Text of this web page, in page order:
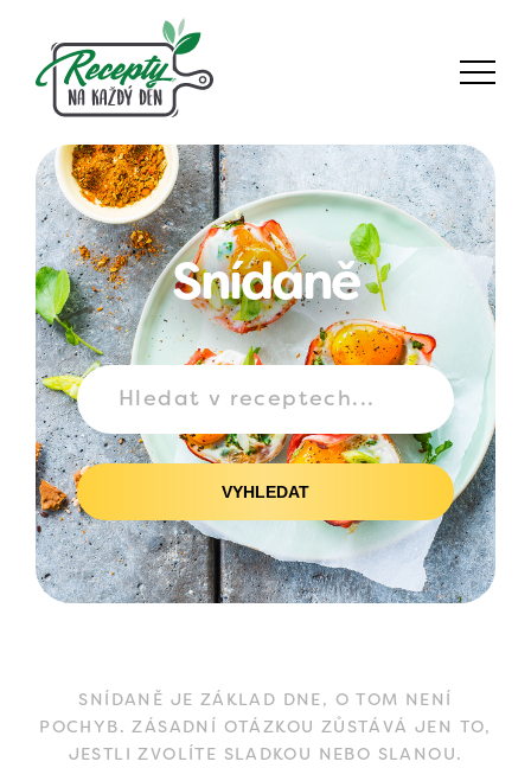
Snídaně
VYHLEDAT
SNÍDANĚ JE ZÁKLAD DNE, O TOM NENÍ
POCHYB. ZÁSADNÍ OTÁZKOU ZŮSTÁVÁ JEN TO,
JESTLI ZVOLÍTE SLADKOU NEBO SLANOU.